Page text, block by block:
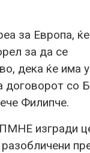
за Европа,
за да се
дека ќе има
со
Филипче.
изгради
разобличени